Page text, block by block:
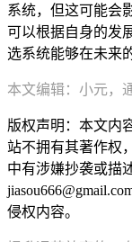
系统，但这可能会
可以根据自身的发
选系统能够在未来
本文编辑：小元，
版权声明：本文内
站不拥有其著作权
中有涉嫌抄袭或描
侵权内容。